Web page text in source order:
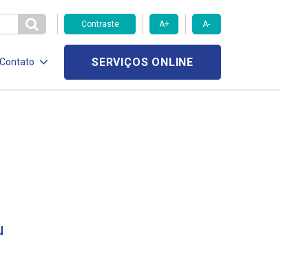
Contraste A+ A-
Contato SERVIÇOS ONLINE